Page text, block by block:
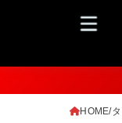
HOME